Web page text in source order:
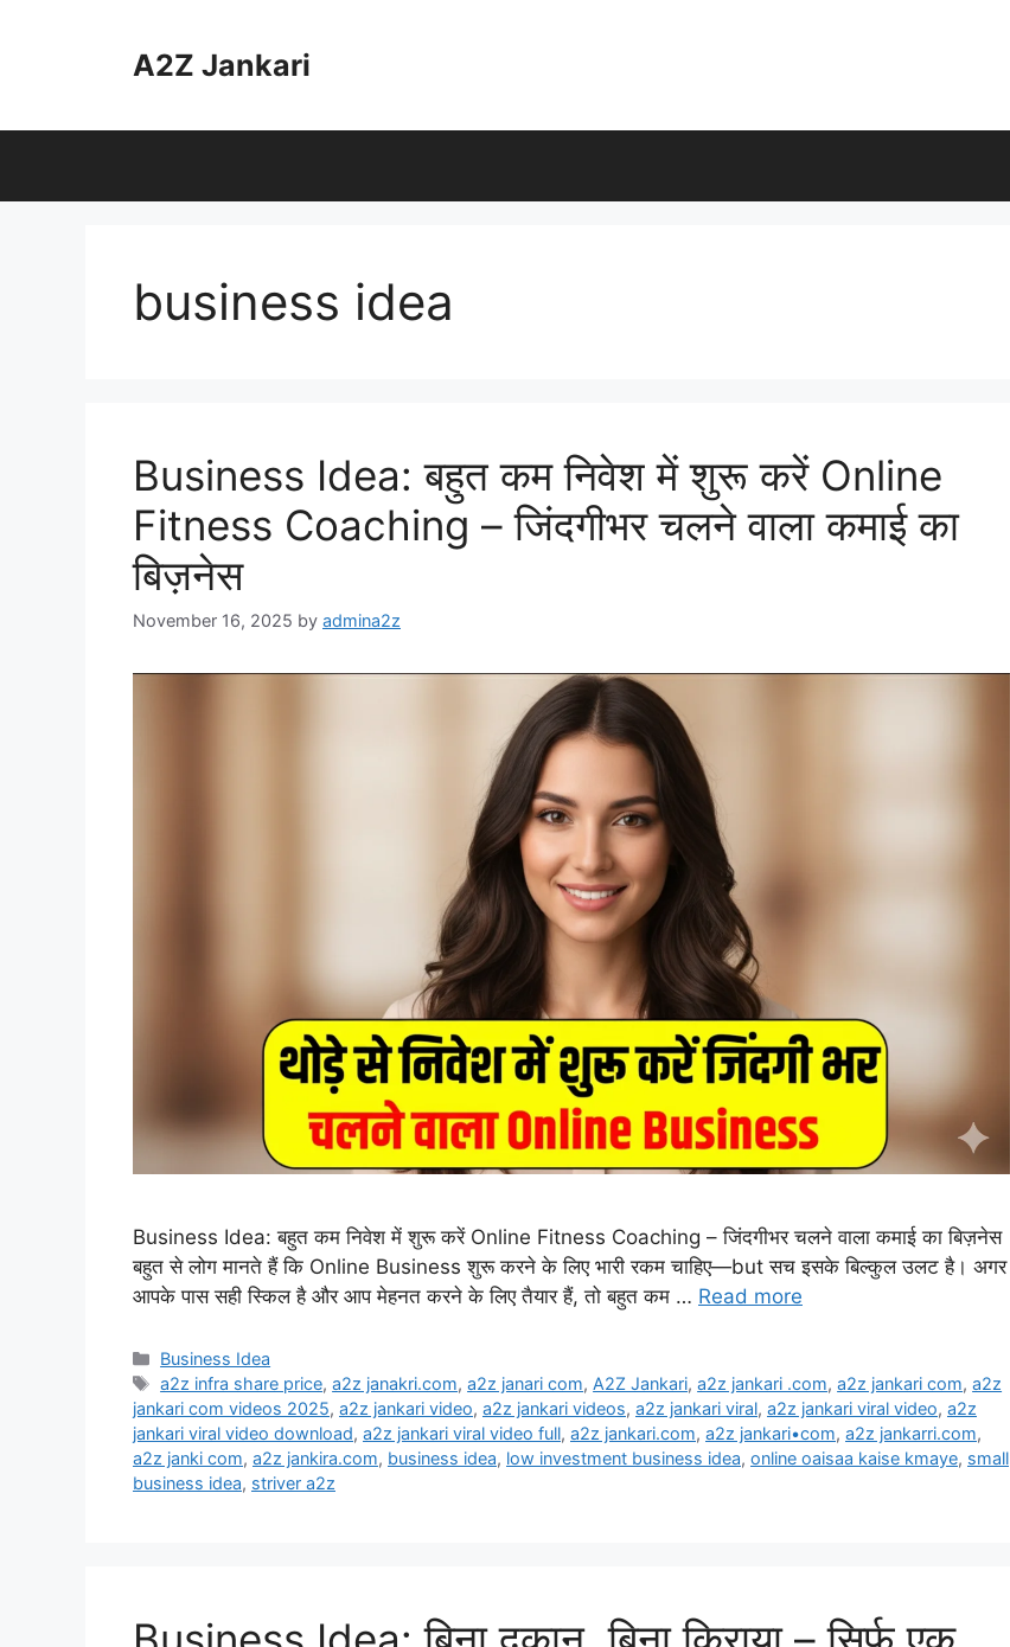
A2Z Jankari
business idea
Business Idea: बहुत कम निवेश में शुरू करें Online
Fitness Coaching – जिंदगीभर चलने वाला कमाई का
बिज़नेस
November 16, 2025 by admina2z
Business Idea: बहुत कम निवेश में शुरू करें Online Fitness Coaching – जिंदगीभर चलने वाला कमाई का बिज़नेस
बहुत से लोग मानते हैं कि Online Business शुरू करने के लिए भारी रकम चाहिए—but सच इसके बिल्कुल उलट है। अगर
आपके पास सही स्किल है और आप मेहनत करने के लिए तैयार हैं, तो बहुत कम … Read more
Categories
Business Idea
Tags
a2z infra share price,a2z janakri.com,a2z janari com, A2Z Jankari,a2z jankari .com,a2z jankari com,a2z
jankari com videos 2025, a2z jankari video, a2z jankari videos, a2z jankari viral, a2z jankari viral video, a2z
jankari viral video download, a2z jankari viral video full, a2z jankari.com, a2z jankari•com, a2z jankarri.com,
a2z janki com, a2z jankira.com, business idea, low investment business idea, online oaisaa kaise kmaye, small
business idea, striver a2z